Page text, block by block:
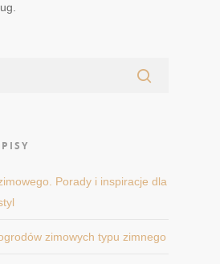
Porady i inspiracje dla
zimowych typu zimnego